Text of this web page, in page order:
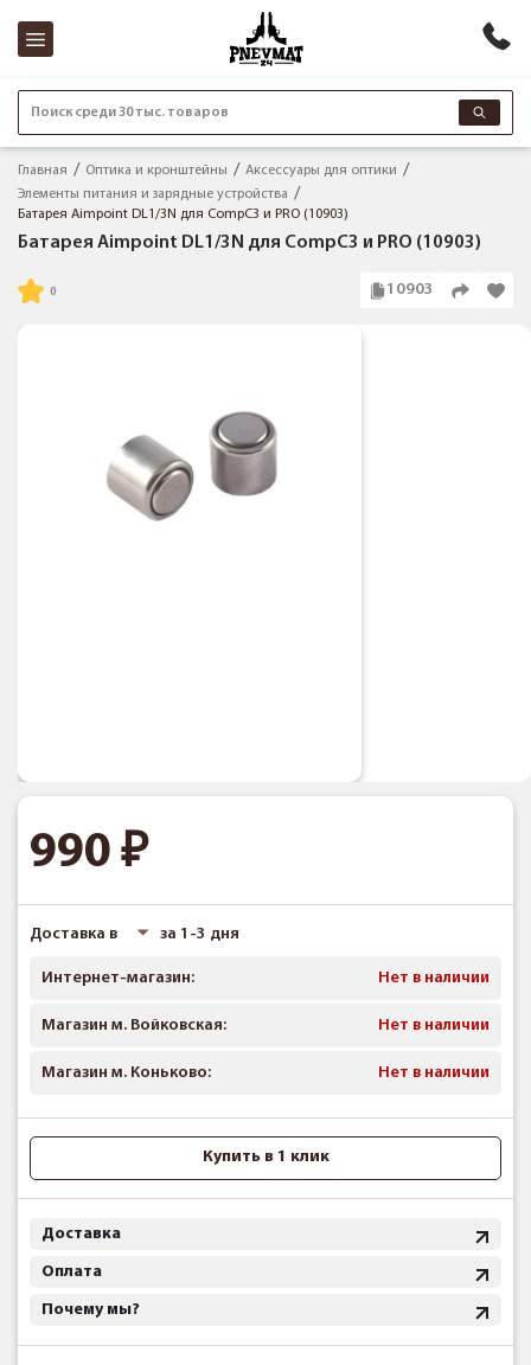
Поиск среди 30 тыс. товаров
Главная Оптика и кронштейны
Аксессуары для оптики
Элементы питания и зарядные устройства
Батарея Aimpoint DL1/3N для CompC3 и PRO (10903)
Батарея Aimpoint DL1/3N для CompC3 и PRO (10903)
10903
990
Доставка в за 1-3 дня
Интернет-магазин: Нет в наличии
Магазин м. Войковская: Нет в наличии
Магазин м. Коньково: Нет в наличии
Купить в 1 клик
Доставка
Оплата
Почему мы?